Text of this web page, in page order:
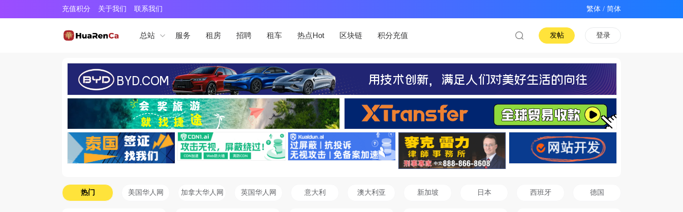
充值积分 关于我们 联系我们 /
总站 服务 租房 招聘 租车 热点Hot 区块链 积分充值 登录
发帖
热门 美国华人网 加拿大华人网 英国华人网 意大利 澳大利亚 新加坡 日本 西班牙 德国